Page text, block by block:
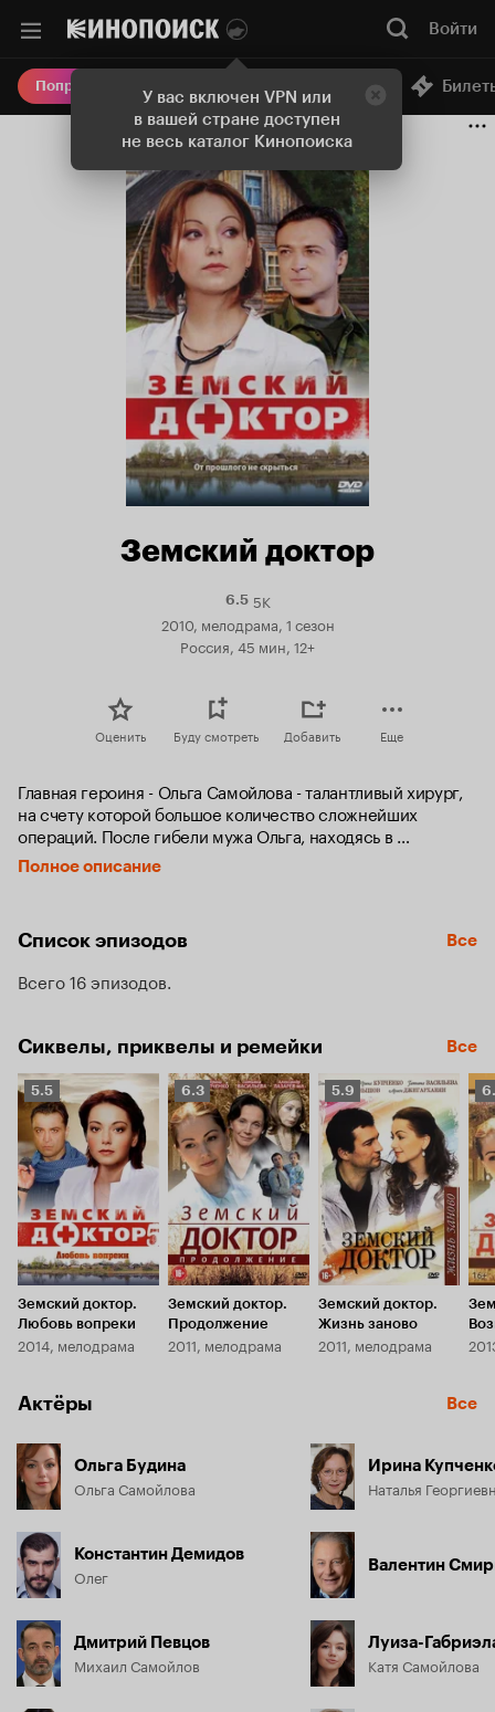
У вас включен VPN или
в вашей стране доступен
не весь каталог Кинопоиска
Войти
Попробовать Плюс Онлайн-кинотеатр
Земский доктор
6.5Рейтинг
Кинопоиска
6.5
5K
2010, мелодрама, 1 сезон
Россия, 45 мин, 12+
Оценить Буду смотреть Добавить Еще
Главная героиня - Ольга Самойлова - талантливый хирург,
на счету которой большое количество сложнейших
операций. После гибели мужа Ольга, находясь в
состоянии депрессии,  теряет свои профессиональные
навыки. Она больше не может проводить сложные
придётся полностью окунуться в новую жизнь, ведь у
жизни не убежать: здесь, в маленьком городке, погибший
Полное описание
Список эпизодов Все
Всего 16 эпизодов
Сиквелы, приквелы и ремейки Все
Рейтинг
Кинопоиска
5.5
5.5
Земский доктор.
Любовь вопреки
2014, мелодрама
Рейтинг
Кинопоиска
6.3
6.3
Земский доктор.
Продолжение
2011, мелодрама
Рейтинг
Кинопоиска
5.9
5.9
Земский доктор.
Жизнь заново
2011, мелодрама
Актёры Все
Ольга Будина
Ольга Самойлова
Константин Демидов
Олег
Дмитрий Певцов
Михаил Самойлов
Ирина
Наталья
Валентин
Луиза-
Катя Самойлова
Земский доктор (сериал, 1 сезон, все серии), 2010 —